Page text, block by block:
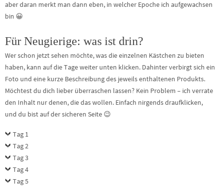
aber daran merkt man dann eben, in welcher Epoche ich aufgewachsen
bin 😀
Für Neugierige: was ist drin?
Wer schon jetzt sehen möchte, was die einzelnen Kästchen zu bieten
haben, kann auf die Tage weiter unten klicken. Dahinter verbirgt sich ein
Foto und eine kurze Beschreibung des jeweils enthaltenen Produkts.
Möchtest du dich lieber überraschen lassen? Kein Problem – ich verrate
den Inhalt nur denen, die das wollen. Einfach nirgends draufklicken,
und du bist auf der sicheren Seite 😉
Tag 1
Tag 2
Tag 3
Tag 4
Tag 5